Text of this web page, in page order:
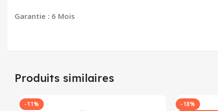
Garantie : 6 Mois
Produits similaires
-11% -18%